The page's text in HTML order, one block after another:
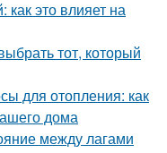
как это влияет на
тот, который
для отопления: как
дома
между лагами